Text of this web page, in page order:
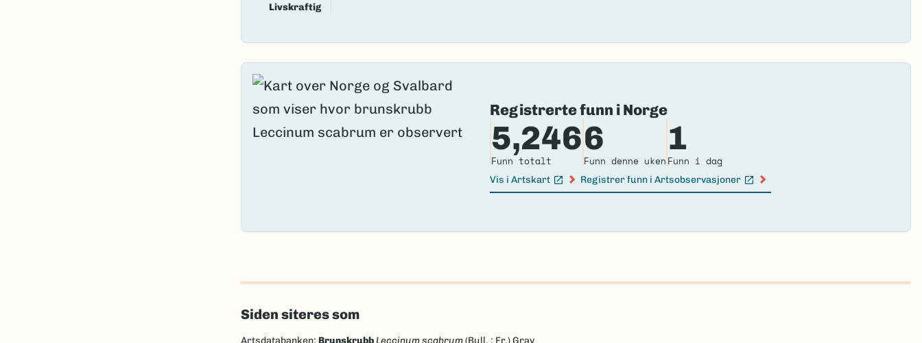
Gå til Nortaxa for flere detaljer
Livskraftig
Registrerte funn i Norge
5,246
Funn totalt
6
Funn denne uken
1
Funn i dag
Vis i Artskart
(Ekstern lenke)
Registrer funn i Artsobservasjoner
(Ekstern lenke)
Siden siteres som